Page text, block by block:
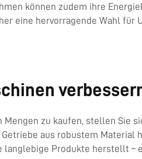
können zudem ihre
eine hervorragende Wahl für
zu kaufen, stellen Sie
aus robustem Material
langlebige Produkte herstellt –